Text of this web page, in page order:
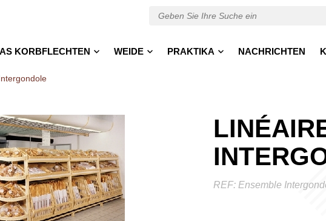
KORBFLECHTEN WEIDE PRAKTIKA NACHRICHTEN
REF: Ensemble